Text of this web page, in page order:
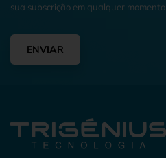
sua subscrição em qualquer momento.
ENVIAR